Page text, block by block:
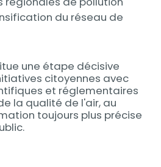
du réseau de
une étape décisive
citoyennes avec
et réglementaires
la qualité de l'air, au
toujours plus précise